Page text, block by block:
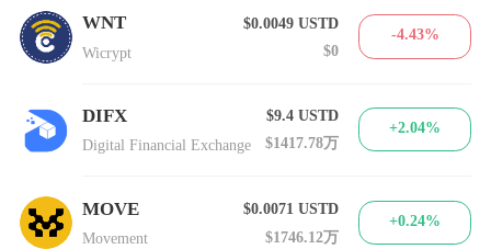
WNT
Wicrypt
$0.0049USTD
$0
-4.43%
DIFX
Digital Financial Exchange
$9.4USTD
$1417.78万
+2.04%
MOVE
Movement
$0.0071USTD
$1746.12万
+0.24%